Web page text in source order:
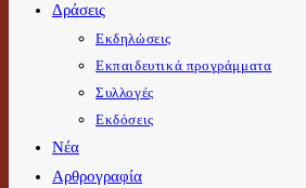
Δράσεις
Εκδηλώσεις
Εκπαιδευτικά προγράμματα
Συλλογές
Εκδόσεις
Νέα
Αρθρογραφία